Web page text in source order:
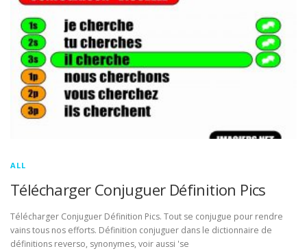
ALL
Télécharger Conjuguer Définition Pics
Télécharger Conjuguer Définition Pics. Tout se conjugue pour rendre
vains tous nos efforts. Définition conjuguer dans le dictionnaire de
définitions reverso, synonymes, voir aussi 'se